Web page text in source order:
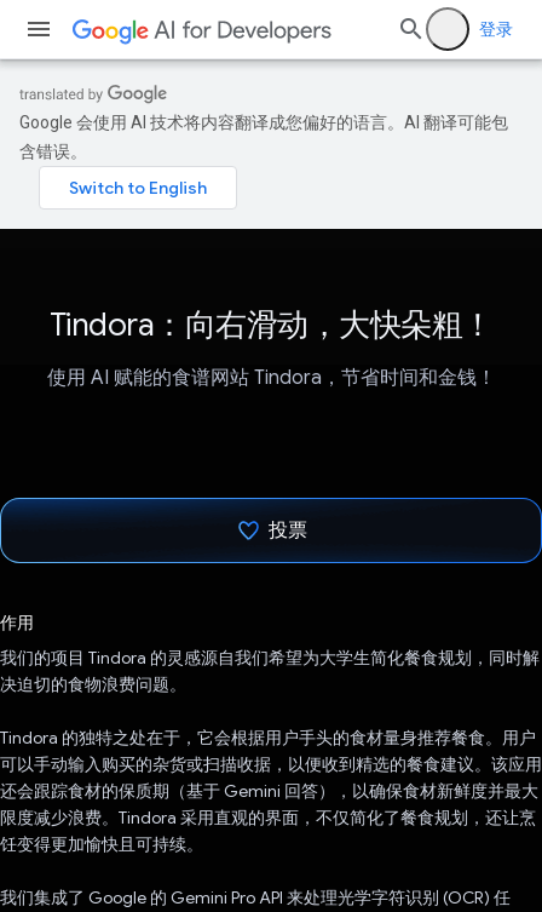
登录
Google 会使用 AI 技术将内容翻译成您偏好的语言。AI 翻译可能包
含错误。
Tindora：向右滑动，大快朵粗！
使用 AI 赋能的食谱网站 Tindora，节省时间和金钱！
投票
作用
我们的项目 Tindora 的灵感源自我们希望为大学生简化餐食规划，同时解
决迫切的食物浪费问题。
Tindora 的独特之处在于，它会根据用户手头的食材量身推荐餐食。用户
可以手动输入购买的杂货或扫描收据，以便收到精选的餐食建议。该应用
还会跟踪食材的保质期（基于 Gemini 回答），以确保食材新鲜度并最大
限度减少浪费。Tindora 采用直观的界面，不仅简化了餐食规划，还让烹
饪变得更加愉快且可持续。
我们集成了 Google 的 Gemini Pro API 来处理光学字符识别 (OCR) 任